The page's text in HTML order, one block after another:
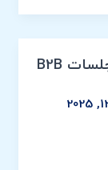
بازدید نمایشگاه Oman project و جلسات B2B